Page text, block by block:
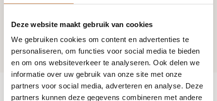
Deze website maakt gebruik van cookies
We gebruiken cookies om content en advertenties te
personaliseren, om functies voor social media te bieden
en om ons websiteverkeer te analyseren. Ook delen we
informatie over uw gebruik van onze site met onze
partners voor social media, adverteren en analyse. Deze
partners kunnen deze gegevens combineren met andere
tijdens koude of droge